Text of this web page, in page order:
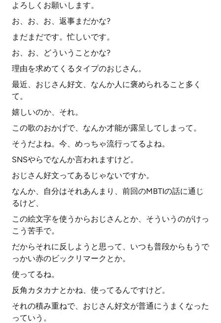
よろしくお願いします。
お、お、お、返事まだかな?
まだまだです。忙しいです。
お、お、どういうことかな?
理由を求めてくるタイプのおじさん。
最近、おじさん好文、なんか人に褒められること多く
て。
嬉しいのか、それ。
この歌のおかげで、なんか才能が露呈してしまって。
そうだよね。今、めっちゃ流行ってるよね。
SNSやらでなんか言われますけど。
おじさん好文ってあるじゃないですか。
なんか、自分はそれあんまり、前回のMBTIの話に通じ
るけど、
この絵文字を使うからおじさんとか、そういうのがけっ
こう苦手で。
だからそれに反しようと思って、いつも普段からもうで
っかい赤のビックリマークとか。
使ってるね。
反角カタカナとかね、使ってるんですけど。
それの積み重ねで、おじさん好文が普通にうまくなった
っていう。